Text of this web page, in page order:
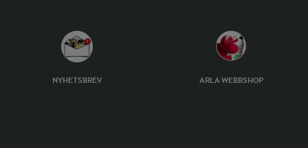
NYHETSBREV ARLA WEBBSHOP